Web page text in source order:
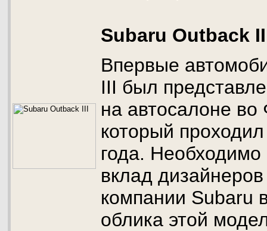
Subaru Outback
Впервые
III был
на автосалоне
который
года.
вклад
компании Subaru
облика этой